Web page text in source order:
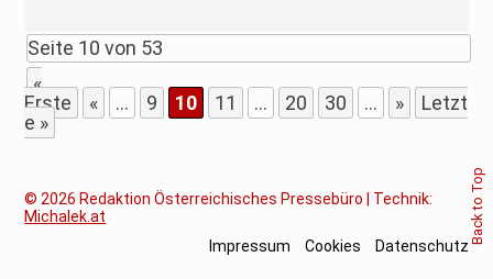
Seite 10 von 53
«
Erste
« ... 9 10 11 ... 20 30 ... »
Letzt
e »
© 2026 Redaktion Österreichisches Pressebüro | Technik:
Michalek.at
Impressum
Cookies Datenschutz
Back to Top